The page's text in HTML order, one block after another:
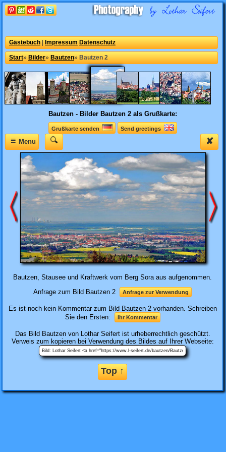
Gästebuch Impressum Datenschutz
Start» Bilder» Bautzen» Bautzen 2
Bautzen - Bilder Bautzen 2 als Grußkarte:
Grußkarte senden Send greetings
✘
≡Menu
Bautzen, Stausee und Kraftwerk vom Berg Sora aus aufgenommen.
Anfrage zum Bild Bautzen 2
Anfrage zur Verwendung
Es ist noch kein Kommentar zum Bild Bautzen 2 vorhanden. Schreiben
Sie den Ersten:
Ihr Kommentar
Das Bild Bautzenvon Lothar Seifert ist urheberrechtlich geschützt.
Verweis zum kopieren bei Verwendung des Bildes auf Ihrer Webseite:
Top ↑